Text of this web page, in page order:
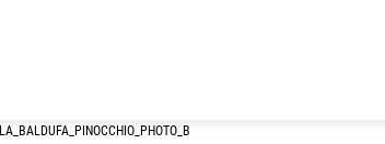
LA_BALDUFA_PINOCCHIO_PHOTO_B